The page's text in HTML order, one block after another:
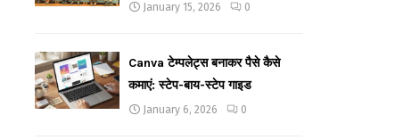
January 15, 2026 0
Canva टेम्पलेट्स बनाकर पैसे कैसे
कमाएं: स्टेप-बाय-स्टेप गाइड
January 6, 2026 0